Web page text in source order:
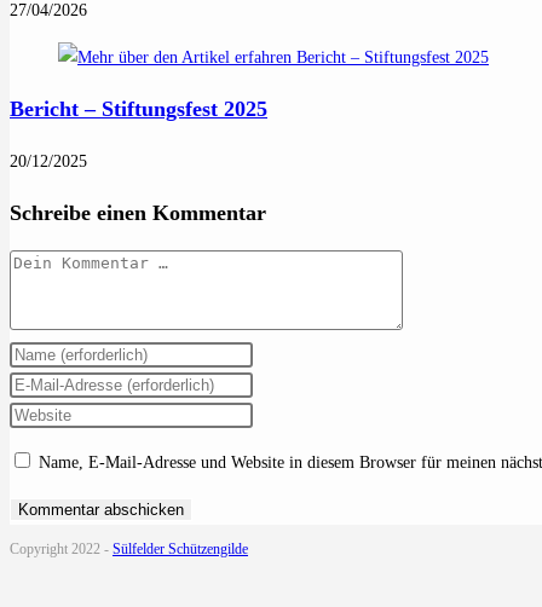
27/04/2026
Bericht – Stiftungsfest 2025
20/12/2025
Schreibe einen Kommentar
Kommentar
Gib
deinen
Namen
Benutzernamen
zum
Gib
deine
Adresse
Gib
URL
Name, E-Mail-Adresse und Website in diesem Browser für meinen
Copyright 2022 - Sülfelder Schützengilde